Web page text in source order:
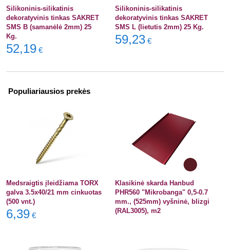
Silikoninis-silikatinis
dekoratyvinis tinkas SAKRET
SMS B (samanėlė 2mm) 25
Kg.
52,19 €
Silikoninis-silikatinis
dekoratyvinis tinkas SAKRET
SMS L (lietutis 2mm) 25 Kg.
59,23 €
Populiariausios prekės
Medsraigtis įleidžiama TORX
galva 3.5x40/21 mm cinkuotas
(500 vnt.)
6,39 €
Klasikinė skarda Hanbud
PHR560 "Mikrobanga" 0,5-0.7
mm., (525mm) vyšninė, blizgi
(RAL3005), m2